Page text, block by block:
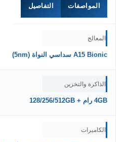
المواصفات التفاصيل
المعالج
A15 Bionic سداسي النواة (5nm)
الذاكرة والتخزين
4GB رام + 128/256/512GB
الكاميرات